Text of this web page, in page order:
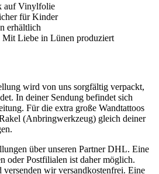
auf Vinylfolie
für Kinder
erhältlich
Mit Liebe in Lünen produziert
wird von uns sorgfältig verpackt,
In deiner Sendung befindet sich
Für die extra große Wandtattoos
(Anbringwerkzeug) gleich deiner
über unseren Partner DHL. Eine
oder Postfilialen ist daher möglich.
wir versandkostenfrei. Eine